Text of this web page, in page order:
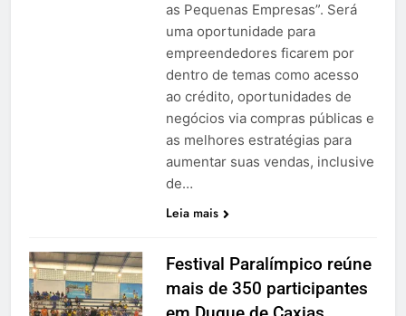
as Pequenas Empresas”. Será
uma oportunidade para
empreendedores ficarem por
dentro de temas como acesso
ao crédito, oportunidades de
negócios via compras públicas e
as melhores estratégias para
aumentar suas vendas, inclusive
de…
Leia mais
Festival Paralímpico reúne
mais de 350 participantes